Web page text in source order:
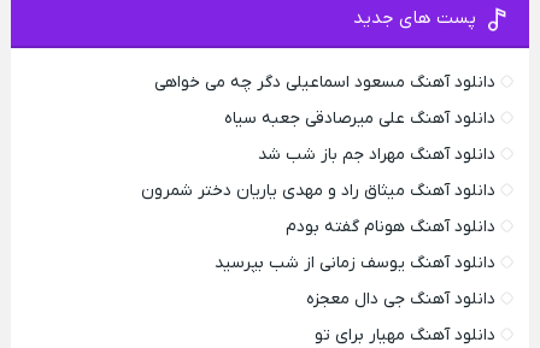
پست های جدید
دانلود آهنگ مسعود اسماعیلی دگر چه می خواهی
دانلود آهنگ علی میرصادقی جعبه سیاه
دانلود آهنگ مهراد جم باز شب شد
دانلود آهنگ میثاق راد و مهدی یاریان دختر شمرون
دانلود آهنگ هونام گفته بودم
دانلود آهنگ یوسف زمانی از شب بپرسید
دانلود آهنگ جی دال معجزه
دانلود آهنگ مهیار برای تو